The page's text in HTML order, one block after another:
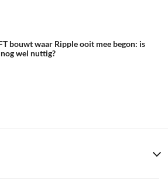
bouwt waar Ripple ooit mee begon: is
wel nuttig?